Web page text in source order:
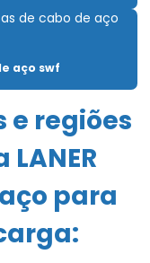
aço swf
e regiões
para